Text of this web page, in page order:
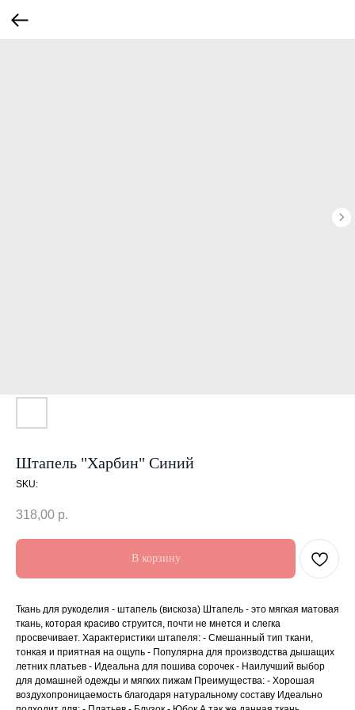
Штапель "Харбин" Синий
SKU:
318,00 р.
В корзину
Ткань для рукоделия - штапель (вискоза) Штапель - это мягкая матовая
ткань, которая красиво струится, почти не мнется и слегка
просвечивает. Характеристики штапеля: - Смешанный тип ткани,
тонкая и приятная на ощупь - Популярна для производства дышащих
летних платьев - Идеальна для пошива сорочек - Наилучший выбор
для домашней одежды и мягких пижам Преимущества: - Хорошая
воздухопроницаемость благодаря натуральному составу Идеально